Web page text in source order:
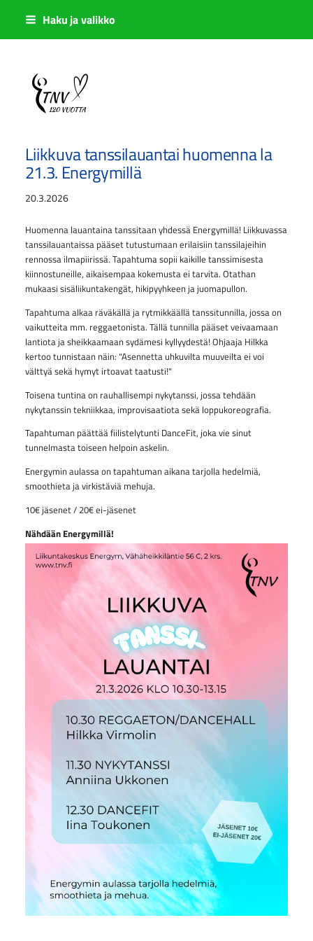
Siirry
sisältöön
Haku ja valikko
Sivuston etusivulle
Liikkuva tanssilauantai huomenna la
21.3. Energymillä
20.3.2026
Huomenna lauantaina tanssitaan yhdessä Energymillä! Liikkuvassa
tanssilauantaissa pääset tutustumaan erilaisiin tanssilajeihin
rennossa ilmapiirissä. Tapahtuma sopii kaikille tanssimisesta
kiinnostuneille, aikaisempaa kokemusta ei tarvita. Otathan
mukaasi sisäliikuntakengät, hikipyyhkeen ja juomapullon.
Tapahtuma alkaa räväkällä ja rytmikkäällä tanssitunnilla, jossa on
vaikutteita mm. reggaetonista. Tällä tunnilla pääset veivaamaan
lantiota ja sheikkaamaan sydämesi kyllyydestä! Ohjaaja Hilkka
kertoo tunnistaan näin: "Asennetta uhkuvilta muuveilta ei voi
välttyä sekä hymyt irtoavat taatusti!"
Toisena tuntina on rauhallisempi nykytanssi, jossa tehdään
nykytanssin tekniikkaa, improvisaatiota sekä loppukoreografia.
Tapahtuman päättää fiilistelytunti DanceFit, joka vie sinut
tunnelmasta toiseen helpoin askelin.
Energymin aulassa on tapahtuman aikana tarjolla hedelmiä,
smoothieta ja virkistäviä mehuja.
10€ jäsenet / 20€ ei-jäsenet
Nähdään Energymillä!